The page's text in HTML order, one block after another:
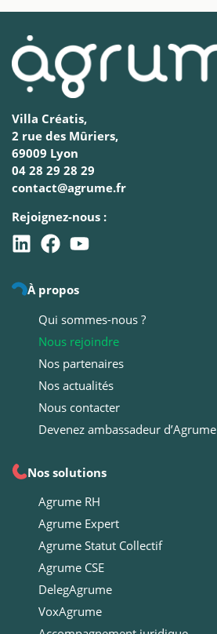
Villa Créatis,
2 rue des Mûriers,
69009 Lyon
04 28 29 28 29
contact@agrume.fr
Rejoignez-nous :
À propos
Qui sommes-nous ?
Nous rejoindre
Nos partenaires
Nos actualités
Nous contacter
Devenez ambassadeur d’Agrume
Nos solutions
Agrume RH
Agrume Expert
Agrume Statut Collectif
Agrume CSE
DelegAgrume
VoxAgrume